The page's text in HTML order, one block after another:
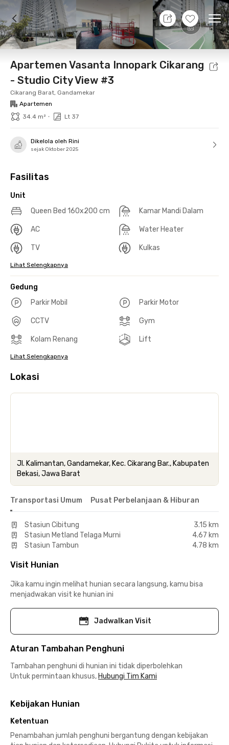
+14
7 Agt 26 - Belum tahu
Foto Fasilitas bersama Lokasi Aturan
Apartemen Vasanta Innopark Cikarang
- Studio City View #3
Cikarang Barat, Gandamekar
Apartemen
34.4 m² • Lt 37
Dikelola oleh Rini
sejak Oktober 2025
Fasilitas
Unit
Queen Bed 160x200 cm
Kamar Mandi Dalam
AC Water Heater
TV Kulkas
Lihat Selengkapnya
Gedung
Parkir Mobil
Parkir Motor
CCTV Gym
Kolam Renang Lift
Lihat Selengkapnya
Lokasi
Jl. Kalimantan, Gandamekar, Kec. Cikarang Bar., Kabupaten
Bekasi, Jawa Barat
Transportasi Umum Pusat Perbelanjaan & Hiburan
Stasiun Cibitung
3.15 km
Stasiun Metland Telaga Murni
4.67 km
Stasiun Tambun
4.78 km
Visit Hunian
Jika kamu ingin melihat hunian secara langsung, kamu bisa
menjadwakan visit ke hunian ini
Jadwalkan Visit
Aturan Tambahan Penghuni
Tambahan penghuni di hunian ini tidak diperbolehkan
Untuk permintaan khusus, Hubungi Tim Kami
Kebijakan Hunian
Ketentuan
Penambahan jumlah penghuni bergantung dengan kebijakan